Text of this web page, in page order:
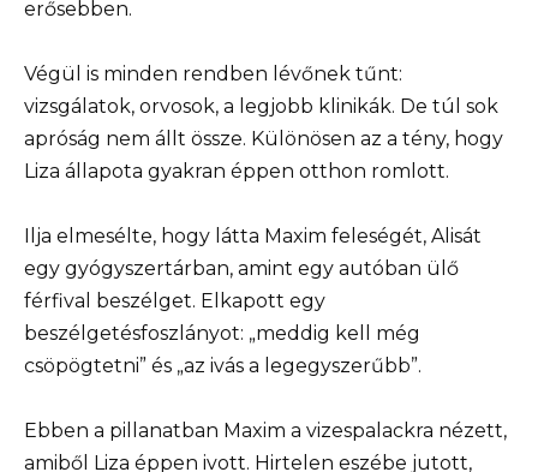
erősebben.
Végül is minden rendben lévőnek tűnt:
vizsgálatok, orvosok, a legjobb klinikák. De túl sok
apróság nem állt össze. Különösen az a tény, hogy
Liza állapota gyakran éppen otthon romlott.
Ilja elmesélte, hogy látta Maxim feleségét, Alisát
egy gyógyszertárban, amint egy autóban ülő
férfival beszélget. Elkapott egy
beszélgetésfoszlányot: „meddig kell még
csöpögtetni” és „az ivás a legegyszerűbb”.
Ebben a pillanatban Maxim a vizespalackra nézett,
amiből Liza éppen ivott. Hirtelen eszébe jutott,